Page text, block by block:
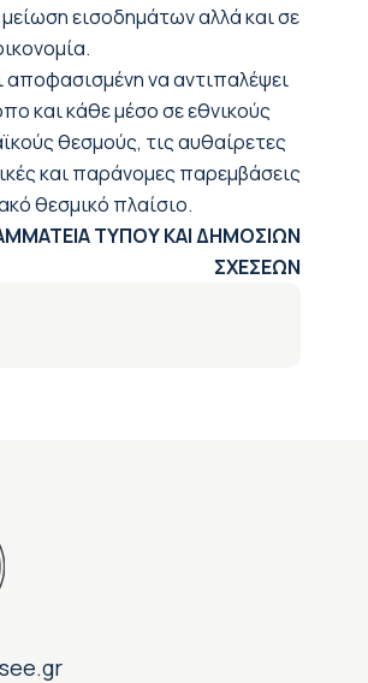
εισοδημάτων αλλά και σε
αποφασισμένη να αντιπαλέψει
και κάθε μέσο σε εθνικούς
θεσμούς, τις αυθαίρετες
και παράνομες παρεμβάσεις
θεσμικό πλαίσιο.
ΤΥΠΟΥ ΚΑΙ ΔΗΜΟΣΙΩΝ
ΣΧΕΣΕΩΝ